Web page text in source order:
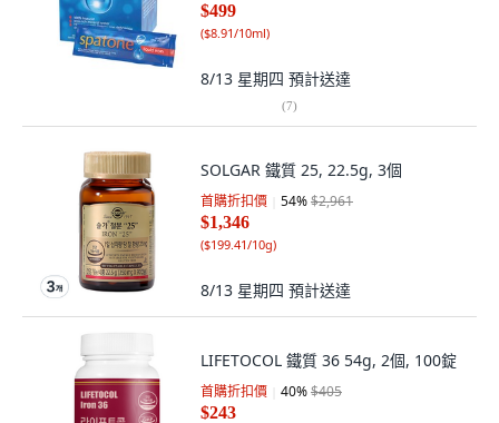
$499
($8.91/10ml)
8/13 星期四 預計送達
(7)
SOLGAR 鐵質 25, 22.5g, 3個
首購折扣價 54%$2,961
$1,346
($199.41/10g)
8/13 星期四 預計送達
LIFETOCOL 鐵質 36 54g, 2個, 100錠
首購折扣價 40%$405
$243